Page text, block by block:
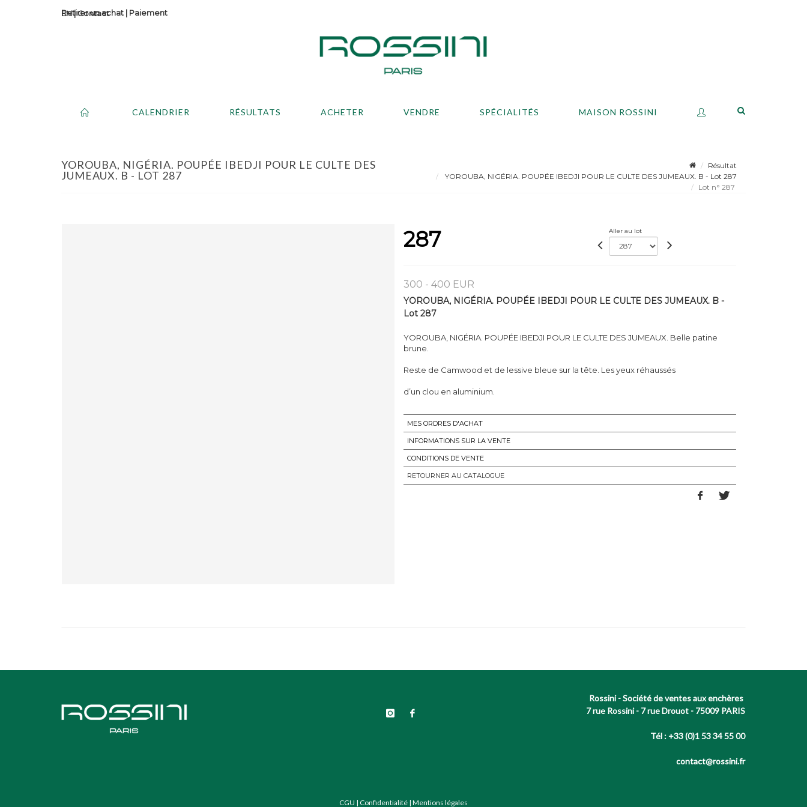
Contact
Retirer un achat | Paiement
CALENDRIER RÉSULTATS ACHETER VENDRE SPÉCIALITÉS MAISON ROSSINI
YOROUBA, NIGÉRIA. POUPÉE IBEDJI POUR LE CULTE DES
JUMEAUX. B - LOT 287
Résultat
YOROUBA, NIGÉRIA. POUPÉE IBEDJI POUR LE CULTE DES JUMEAUX. B - Lot 287
Lot n° 287
287 Aller au lot
300 - 400 EUR
YOROUBA, NIGÉRIA. POUPÉE IBEDJI POUR LE CULTE DES JUMEAUX. B -
Lot 287
YOROUBA, NIGÉRIA. POUPÉE IBEDJI POUR LE CULTE DES JUMEAUX. Belle patine
brune.
Reste de Camwood et de lessive bleue sur la tête. Les yeux réhaussés
d’un clou en aluminium.
MES ORDRES D'ACHAT
INFORMATIONS SUR LA VENTE
CONDITIONS DE VENTE
RETOURNER AU CATALOGUE
Rossini - Société de ventes aux enchères
7 rue Rossini - 7 rue Drouot - 75009 PARIS
Tél : +33 (0)1 53 34 55 00
contact@rossini.fr
CGU | Confidentialité | Mentions légales